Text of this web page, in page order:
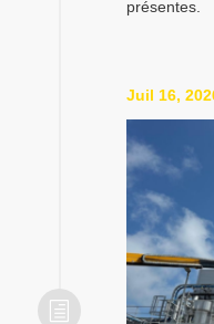
présentes.
h
Juil 16,